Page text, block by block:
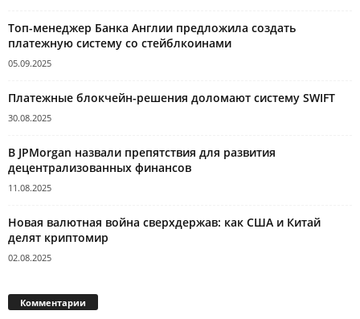
Топ-менеджер Банка Англии предложила создать
платежную систему со стейблкоинами
05.09.2025
Платежные блокчейн-решения доломают систему SWIFT
30.08.2025
В JPMorgan назвали препятствия для развития
децентрализованных финансов
11.08.2025
Новая валютная война сверхдержав: как США и Китай
делят криптомир
02.08.2025
Комментарии